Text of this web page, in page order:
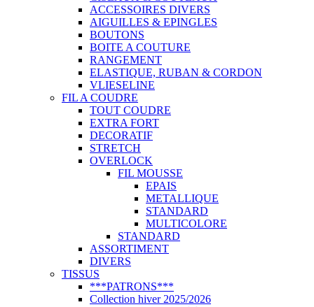
ACCESSOIRES DIVERS
AIGUILLES & EPINGLES
BOUTONS
BOITE A COUTURE
RANGEMENT
ELASTIQUE, RUBAN & CORDON
VLIESELINE
FIL A COUDRE
TOUT COUDRE
EXTRA FORT
DECORATIF
STRETCH
OVERLOCK
FIL MOUSSE
EPAIS
METALLIQUE
STANDARD
MULTICOLORE
STANDARD
ASSORTIMENT
DIVERS
TISSUS
***PATRONS***
Collection hiver 2025/2026